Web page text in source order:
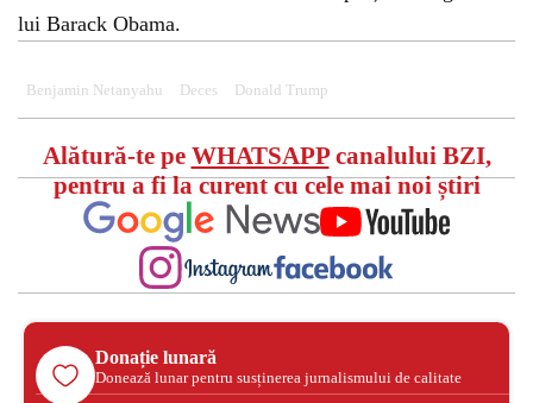
lui Barack Obama.
Benjamin Netanyahu Deces Donald Trump
Alătură-te pe WHATSAPPcanalului BZI,
pentru a fi la curent cu cele mai noi știri
Donație lunară
Donează lunar pentru susținerea jurnalismului de calitate